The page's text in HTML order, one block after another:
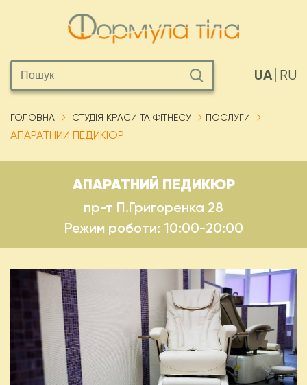
RU
UA
ГОЛОВНА СТУДІЯ КРАСИ ТА ФІТНЕСУ ПОСЛУГИ
АПАРАТНИЙ ПЕДИКЮР
АПАРАТНИЙ ПЕДИКЮР
пр-т П.Григоренка 28
Режим роботи: 10:00-20:00